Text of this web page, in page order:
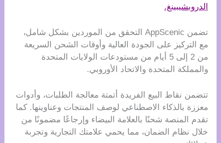
الدروبشيبينغ.
تضمن AppScenic التحقق من الموردين بشكل شامل،
مع التركيز على الجودة العالية وأوقات الشحن السريعة
من 2 إلى 5 أيام من مستودعات الولايات المتحدة
والمملكة المتحدة والاتحاد الأوروبي.
تتضمن نقاط البيع الفريدة أتمتة معالجة الطلبات، وأدوات
معززة بالذكاء الاصطناعي لوصف المنتجات وعناوينها. كما
تقدم المنصة شحنًا بالعلامة البيضاء وإرجاعًا مضمونًا من
خلال نظام الضمان، مما يحمي علامتك التجارية وتجربة